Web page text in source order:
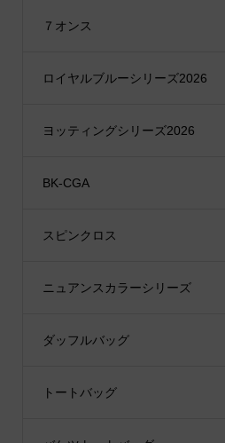
７オンス
ロイヤルブルーシリーズ2026
ヨッティングシリーズ2026
BK-CGA
スピンクロス
ニュアンスカラーシリーズ
ダッフルバッグ
トートバッグ